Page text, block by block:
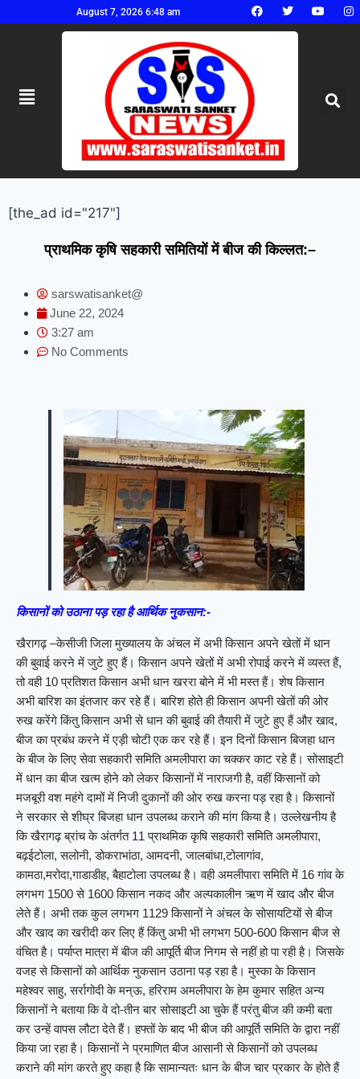
August 7, 2026 6:48 am
[the_ad id="217"]
प्राथमिक कृषि सहकारी समितियों में बीज की किल्लत:–
sarswatisanket@
June 22, 2024
3:27 am
No Comments
किसानों को उठाना पड़ रहा है आर्थिक नुकसान:-
खैरागढ़ –केसीजी जिला मुख्यालय के अंचल में अभी किसान अपने खेतों में धान
की बुवाई करने में जुटे हुए हैं। किसान अपने खेतों में अभी रोपाई करने में व्यस्त हैं,
तो वही 10 प्रतिशत किसान अभी धान खररा बोने में भी मस्त हैं। शेष किसान
अभी बारिश का इंतजार कर रहे हैं। बारिश होते ही किसान अपनी खेतों की ओर
रुख करेंगे किंतु किसान अभी से धान की बुवाई की तैयारी में जुटे हुए हैं और खाद,
बीज का प्रबंध करने में एड़ी चोटी एक कर रहे हैं। इन दिनों किसान बिजहा धान
के बीज के लिए सेवा सहकारी समिति अमलीपारा का चक्कर काट रहे हैं। सोसाइटी
में धान का बीज खत्म होने को लेकर किसानों में नाराजगी है, वहीं किसानों को
मजबूरी वश महंगे दामों में निजी दुकानों की ओर रुख करना पड़ रहा है। किसानों
ने सरकार से शीघ्र बिजहा धान उपलब्ध कराने की मांग किया है। उल्लेखनीय है
कि खैरागढ़ ब्रांच के अंतर्गत 11 प्राथमिक कृषि सहकारी समिति अमलीपारा,
बढ़ईटोला, सलोनी, डोकराभांठा, आमदनी, जालबांधा,टोलागांव,
कामठा,मरोदा,गाडाडीह, बैहाटोला उपलब्ध है। वही अमलीपारा समिति में 16 गांव के
लगभग 1500 से 1600 किसान नकद और अल्पकालीन ऋण में खाद और बीज
लेते हैं। अभी तक कुल लगभग 1129 किसानों ने अंचल के सोसायटियों से बीज
और खाद का खरीदी कर लिए हैं किंतु अभी भी लगभग 500-600 किसान बीज से
वंचित है। पर्याप्त मात्रा में बीज की आपूर्ति बीज निगम से नहीं हो पा रही है। जिसके
वजह से किसानों को आर्थिक नुकसान उठाना पड़ रहा है। मुस्का के किसान
महेश्वर साहु, सर्रागोदी‌ के मन्ऊ, हरिराम अमलीपारा के हेम कुमार सहित अन्य
किसानों ने बताया कि वे दो-तीन बार सोसाइटी आ चुके हैं परंतु बीज की कमी बता
कर उन्हें वापस लौटा देते हैं। हफ्तों के बाद भी बीज की आपूर्ति समिति के द्वारा नहीं
किया जा रहा है। किसानों ने प्रमाणित बीज आसानी से किसानों को उपलब्ध
कराने की मांग करते हुए कहा है कि सामान्यतः धान के बीज चार प्रकार के होते हैं